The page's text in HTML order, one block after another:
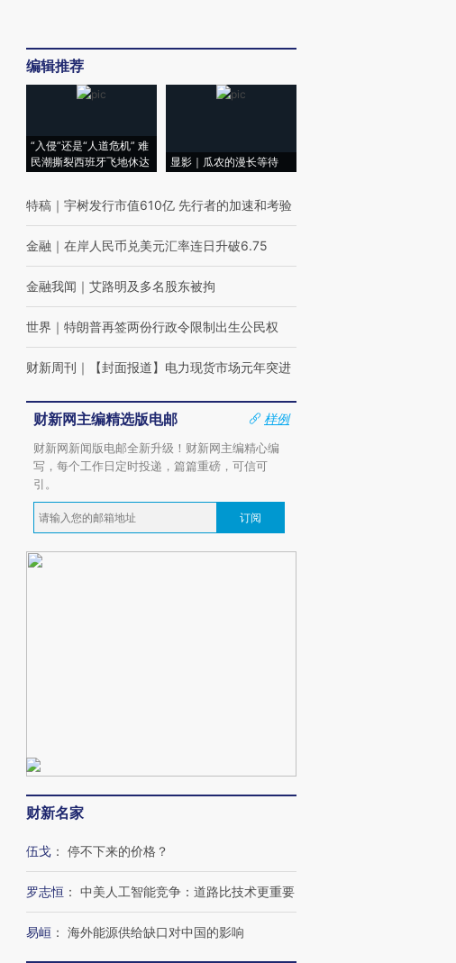
编辑推荐
“入侵”还是“人道危机” 难
民潮撕裂西班牙飞地休达
显影｜瓜农的漫长等待
特稿 ｜ 宇树发行市值610亿 先行者的加速和考验
金融 ｜ 在岸人民币兑美元汇率连日升破6.75
金融我闻 ｜ 艾路明及多名股东被拘
世界 ｜ 特朗普再签两份行政令限制出生公民权
财新周刊 ｜ 【封面报道】电力现货市场元年突进
财新网主编精选版电邮
样例
财新网新闻版电邮全新升级！财新网主编精心编
写，每个工作日定时投递，篇篇重磅，可信可
引。
订阅
财新名家
伍戈 ： 停不下来的价格？
罗志恒 ： 中美人工智能竞争：道路比技术更重要
易峘 ： 海外能源供给缺口对中国的影响